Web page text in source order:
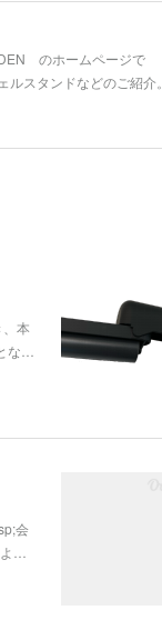
のホームページで
スタンドなどのご紹介。
、本
な…
会
…